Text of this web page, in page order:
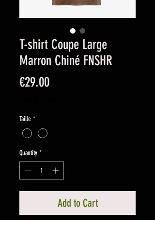
T-shirt Coupe Large
Marron Chiné FNSHR
€29.00Price
Taille *
Quantity *
Add to Cart